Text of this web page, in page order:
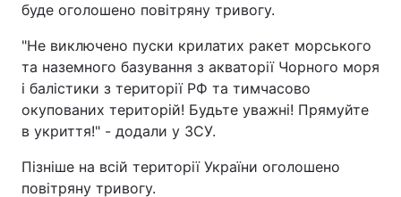
буде оголошено повітряну тривогу.
"Не виключено пуски крилатих ракет морського
та наземного базування з акваторії Чорного моря
і балістики з території РФ та тимчасово
окупованих територій! Будьте уважні! Прямуйте
в укриття!" - додали у ЗСУ.
Пізніше на всій території України оголошено
повітряну тривогу.